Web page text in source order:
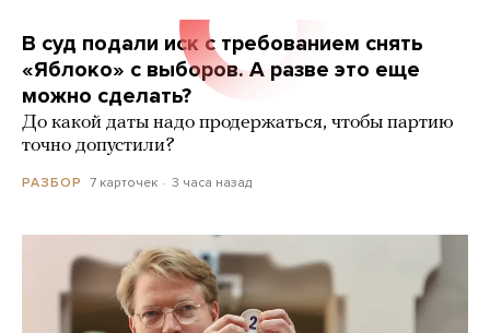
В суд подали иск с требованием снять
«Яблоко» с выборов. А разве это еще
можно сделать?
До какой даты надо продержаться, чтобы партию
точно допустили?
РАЗБОР 7 карточек 3 часа назад